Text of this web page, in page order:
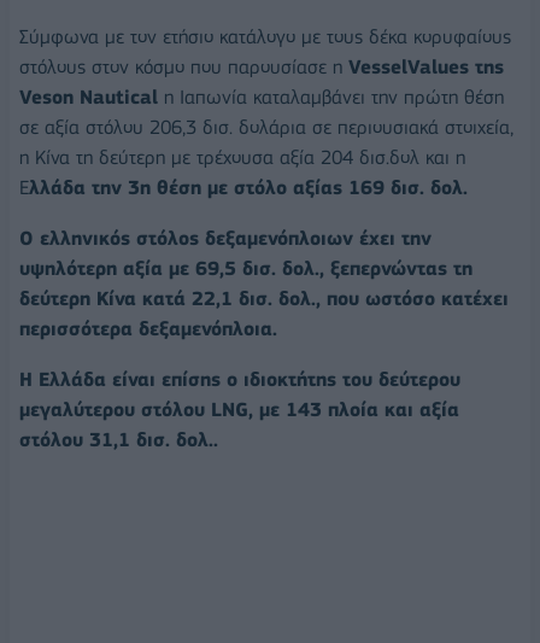
Σύμφωνα με τον ετήσιο κατάλογο με τους δέκα κορυφαίους
στόλους στον κόσμο που παρουσίασε η VesselValues της
Veson Nautical η Ιαπωνία καταλαμβάνει την πρώτη θέση
σε αξία στόλου 206,3 δισ. δολάρια σε περιουσιακά στοιχεία,
η Κίνα τη δεύτερη με τρέχουσα αξία 204 δισ.δολ και η
Ελλάδα την 3η θέση με στόλο αξίας 169 δισ. δολ.
Ο ελληνικός στόλος δεξαμενόπλοιων έχει την
υψηλότερη αξία με 69,5 δισ. δολ., ξεπερνώντας τη
δεύτερη Κίνα κατά 22,1 δισ. δολ., που ωστόσο κατέχει
περισσότερα δεξαμενόπλοια.
Η Ελλάδα είναι επίσης ο ιδιοκτήτης του δεύτερου
μεγαλύτερου στόλου LNG, με 143 πλοία και αξία
στόλου 31,1 δισ. δολ..